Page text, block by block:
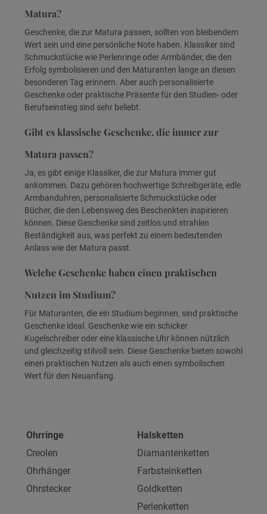
Matura?
Geschenke, die zur Matura passen, sollten von bleibendem
Wert sein und eine persönliche Note haben. Klassiker sind
Schmuckstücke wie Perlenringe oder Armbänder, die den
Erfolg symbolisieren und den Maturanten lange an diesen
besonderen Tag erinnern. Aber auch personalisierte
Geschenke oder praktische Präsente für den Studien- oder
Berufseinstieg sind sehr beliebt.
Gibt es klassische Geschenke, die immer zur
Matura passen?
Ja, es gibt einige Klassiker, die zur Matura immer gut
ankommen. Dazu gehören hochwertige Schreibgeräte, edle
Armbanduhren, personalisierte Schmuckstücke oder
Bücher, die den Lebensweg des Beschenkten inspirieren
können. Diese Geschenke sind zeitlos und strahlen
Beständigkeit aus, was perfekt zu einem bedeutenden
Anlass wie der Matura passt.
Welche Geschenke haben einen praktischen
Nutzen im Studium?
Für Maturanten, die ein Studium beginnen, sind praktische
Geschenke ideal. Geschenke wie ein schicker
Kugelschreiber oder eine klassische Uhr können nützlich
und gleichzeitig stilvoll sein. Diese Geschenke bieten sowohl
einen praktischen Nutzen als auch einen symbolischen
Wert für den Neuanfang.
Ohrringe
Creolen
Ohrhänger
Ohrstecker
Halsketten
Diamantenketten
Farbsteinketten
Goldketten
Perlenketten